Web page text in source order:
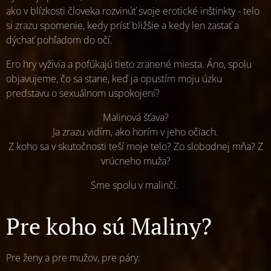
ako v blízkosti človeka rozvinúť svoje erotické inštinkty - telo
si zrazu spomenie, kedy prísť bližšie a kedy len zastať a
dýchať pohľadom do očí.
Ero hry vyživia a pofúkajú tieto zranené miesta. Áno, spolu
objavujeme, čo sa stane, keď ja opustím moju úzku
predstavu o sexuálnom uspokojení?
Malinová šťava?
Ja zrazu vidím, ako horím v jeho očiach.
Z koho sa v skutočnosti teší moje telo? Zo slobodnej mňa? Z
vrúcneho muža?
Sme spolu v malinčí.
Pre koho sú Maliny?
Pre ženy a pre mužov, pre páry: